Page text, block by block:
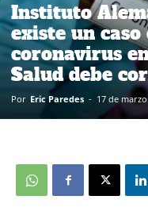
Instituto
existe un
coronavirus
Salud debe
Por Eric Paredes - 17 de